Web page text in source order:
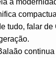
à
tudo, falar de
continua